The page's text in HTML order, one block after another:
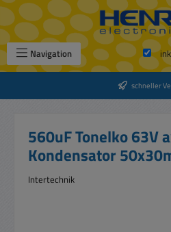
Zum Hauptinhalt springen
Navigation
schneller
560uF Tonelko 63V
Kondensator
Intertechnik